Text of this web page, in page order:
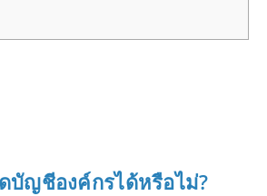
บัญชีองค์กรได้หรือไม่?